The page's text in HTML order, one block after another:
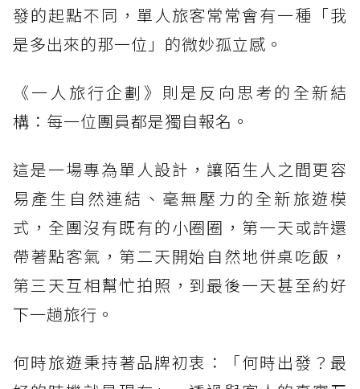
發的起點不同，單人旅客常常會有一種「我
是多出來的那一位」的微妙孤立感。
《一人旅行企劃》則是反向思考的全新結
構：每一位團員都是獨自報名。
這是一場專為單人設計，讓陌生人之間更容
易產生自然連結、毫無壓力的全新旅遊模
式，全團沒有既有的小圈圈，第一天或許還
帶著點客氣，第二天開始自然地併桌吃飯，
第三天互相幫忙拍照，到最後一天甚至約好
下一趟旅行。
何時旅遊秉持著品牌初衷：「何時出發？最